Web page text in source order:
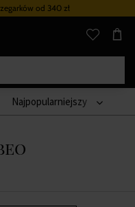
od 340 zł
Męskie Nubeo
Najpopularniejszy